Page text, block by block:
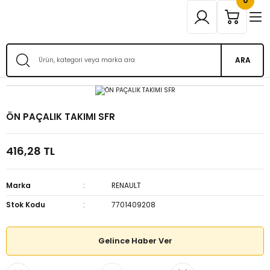
ARA
ÖN PAÇALIK TAKIMI SFR
416,28 TL
Marka
RENAULT
Stok Kodu
7701409208
Gelince Haber Ver